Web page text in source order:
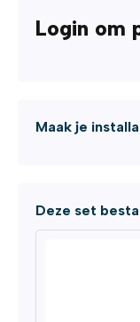
Login om
Maak je
Deze set